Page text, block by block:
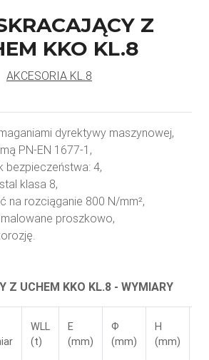
Z
KKO KL.8
AKCESORIA KL.8
dyrektywy maszynowej,
PN-EN 1677-1,
bezpieczeństwa: 4,
klasa 8,
na rozciąganie 800 N/mm²,
proszkowo,
Z UCHEM KKO KL.8 - WYMIARY
WLL
(t)
E
(mm)
Ф
(mm)
H
(mm)